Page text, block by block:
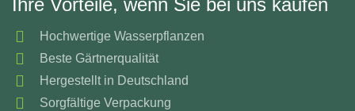
Hochwertige Wasserpflanzen
Beste Gärtnerqualität
Hergestellt in Deutschland
Sorgfältige Verpackung